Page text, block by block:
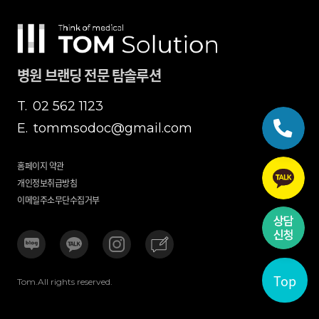
Top
병원 브랜딩 전문 탐솔루션
T. 02 562 1123
E. tommsodoc@gmail.com
홈페이지 약관
개인정보취급방침
이메일주소무단수집거부
Tom.All rights reserved.